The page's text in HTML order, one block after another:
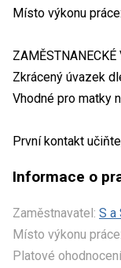
Místo výkonu
Zkrácený úvazek
Vhodné pro matky
První kontakt
Informace o
Zaměstnavatel: S a
Místo výkonu práce:
Platové